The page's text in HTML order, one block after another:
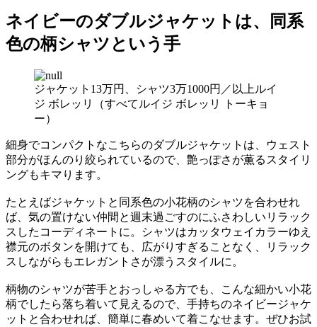
ネイビーのダブルジャケットは、同系
色の柄シャツという手
ジャケット13万円、シャツ3万1000円／以上ルイ
ジ ボレッリ（すべてルイジ ボレッリ トーキョ
ー）
細身でコンパクトなこちらのダブルジャケットは、ウェスト
部分がほんのり絞られているので、艶っぽさが薫るスタイリ
ングもキマります。
たとえばジャケットと同系色の小花柄のシャツを合わせれ
ば、気の置けない仲間と週末過ごすのにふさわしいリラック
スしたコーディネートに。シャツはカッタウェイカラーゆえ
襟元のボタンを開けても、広がりすぎることなく、リラック
スしながらもエレガントさが漂うスタイルに。
柄物のシャツが苦手とおっしゃる方でも、こんな細かい小花
柄でしたら落ち着いて見えるので、手持ちのネイビージャケ
ットと合わせれば、簡単に春めいて着こなせます。ぜひお試